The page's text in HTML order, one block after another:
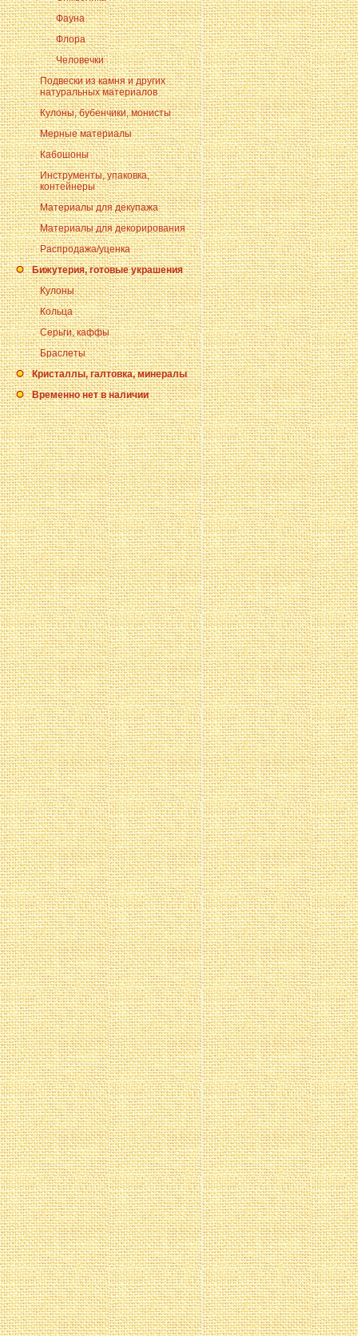
Фауна
Флора
Человечки
Подвески из камня и других
натуральных материалов
Кулоны, бубенчики, монисты
Мерные материалы
Кабошоны
Инструменты, упаковка,
контейнеры
Материалы для декупажа
Материалы для декорирования
Распродажа/уценка
Бижутерия, готовые украшения
Кулоны
Кольца
Серьги, каффы
Браслеты
Кристаллы, галтовка, минералы
Временно нет в наличии